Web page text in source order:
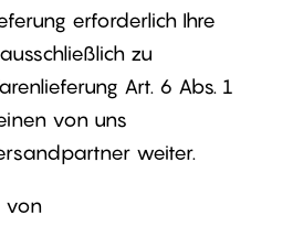
erforderlich Ihre
zu
Art. 6 Abs. 1
von uns
weiter.
von